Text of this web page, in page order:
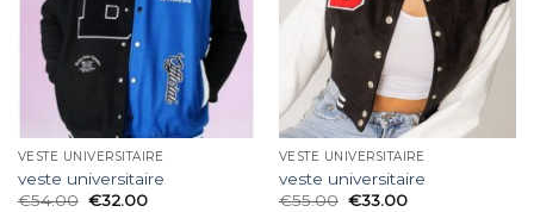
VESTE UNIVERSITAIRE
veste universitaire
€54.00 €32.00
VESTE UNIVERSITAIRE
veste universitaire
€55.00 €33.00